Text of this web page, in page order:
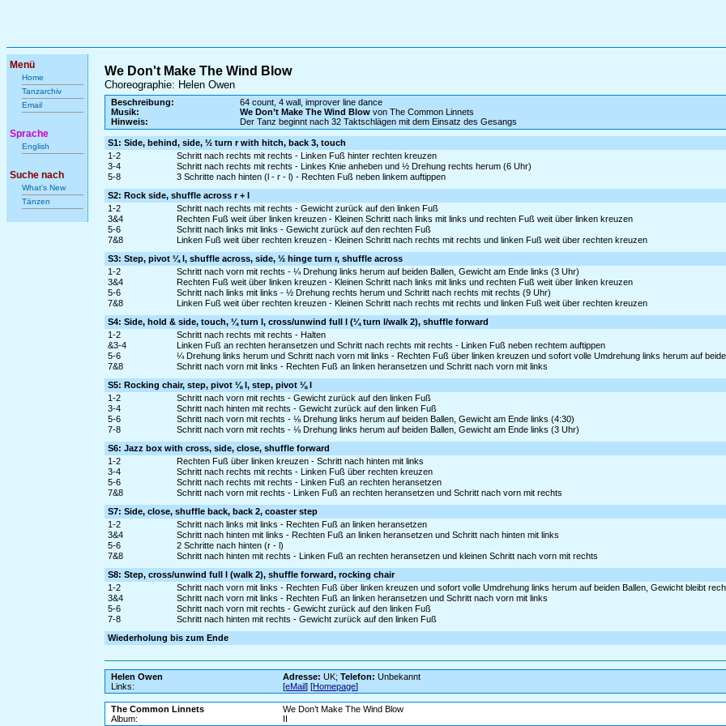
Menü
Home
Tanzarchiv
Email
Sprache
English
Suche nach
What's New
Tänzen
We Don't Make The Wind Blow
Choreographie: Helen Owen
Beschreibung:
64 count, 4 wall, improver line dance
Musik:
We Don’t Make The Wind Blowvon The Common Linnets
Hinweis:
Der Tanz beginnt nach 32 Taktschlägen mit dem Einsatz des Gesangs
S1: Side, behind, side, ½ turn r with hitch, back 3, touch
1-2
Schritt nach rechts mit rechts - Linken Fuß hinter rechten kreuzen
3-4
Schritt nach rechts mit rechts - Linkes Knie anheben und ½ Drehung rechts herum (6 Uhr)
5-8
3 Schritte nach hinten (l - r - l) - Rechten Fuß neben linkem auftippen
S2: Rock side, shuffle across r + l
1-2
Schritt nach rechts mit rechts - Gewicht zurück auf den linken Fuß
3&4
Rechten Fuß weit über linken kreuzen - Kleinen Schritt nach links mit links und rechten Fuß weit über linken kreuzen
5-6
Schritt nach links mit links - Gewicht zurück auf den rechten Fuß
7&8
Linken Fuß weit über rechten kreuzen - Kleinen Schritt nach rechts mit rechts und linken Fuß weit über rechten kreuzen
S3: Step, pivot ¼ l, shuffle across, side, ½ hinge turn r, shuffle across
1-2
Schritt nach vorn mit rechts - ¼ Drehung links herum auf beiden Ballen, Gewicht am Ende links (3 Uhr)
3&4
Rechten Fuß weit über linken kreuzen - Kleinen Schritt nach links mit links und rechten Fuß weit über linken kreuzen
5-6
Schritt nach links mit links - ½ Drehung rechts herum und Schritt nach rechts mit rechts (9 Uhr)
7&8
Linken Fuß weit über rechten kreuzen - Kleinen Schritt nach rechts mit rechts und linken Fuß weit über rechten kreuzen
S4: Side, hold & side, touch, ¼ turn l, cross/unwind full l (¼ turn l/walk 2), shuffle forward
1-2
Schritt nach rechts mit rechts - Halten
&3-4
Linken Fuß an rechten heransetzen und Schritt nach rechts mit rechts - Linken Fuß neben rechtem auftippen
5-6
¼ Drehung links herum und Schritt nach vorn mit links - Rechten Fuß über linken kreuzen und sofort volle Umdrehung links herum auf
7&8
Schritt nach vorn mit links - Rechten Fuß an linken heransetzen und Schritt nach vorn mit links
S5: Rocking chair, step, pivot ⅛ l, step, pivot ⅛ l
1-2
Schritt nach vorn mit rechts - Gewicht zurück auf den linken Fuß
3-4
Schritt nach hinten mit rechts - Gewicht zurück auf den linken Fuß
5-6
Schritt nach vorn mit rechts - ⅛ Drehung links herum auf beiden Ballen, Gewicht am Ende links (4:30)
7-8
Schritt nach vorn mit rechts - ⅛ Drehung links herum auf beiden Ballen, Gewicht am Ende links (3 Uhr)
S6: Jazz box with cross, side, close, shuffle forward
1-2
Rechten Fuß über linken kreuzen - Schritt nach hinten mit links
3-4
Schritt nach rechts mit rechts - Linken Fuß über rechten kreuzen
5-6
Schritt nach rechts mit rechts - Linken Fuß an rechten heransetzen
7&8
Schritt nach vorn mit rechts - Linken Fuß an rechten heransetzen und Schritt nach vorn mit rechts
S7: Side, close, shuffle back, back 2, coaster step
1-2
Schritt nach links mit links - Rechten Fuß an linken heransetzen
3&4
Schritt nach hinten mit links - Rechten Fuß an linken heransetzen und Schritt nach hinten mit links
5-6
2 Schritte nach hinten (r - l)
7&8
Schritt nach hinten mit rechts - Linken Fuß an rechten heransetzen und kleinen Schritt nach vorn mit rechts
S8: Step, cross/unwind full l (walk 2), shuffle forward, rocking chair
1-2
Schritt nach vorn mit links - Rechten Fuß über linken kreuzen und sofort volle Umdrehung links herum auf beiden Ballen, Gewicht bleibt
3&4
Schritt nach vorn mit links - Rechten Fuß an linken heransetzen und Schritt nach vorn mit links
5-6
Schritt nach vorn mit rechts - Gewicht zurück auf den linken Fuß
7-8
Schritt nach hinten mit rechts - Gewicht zurück auf den linken Fuß
Wiederholung bis zum Ende
Helen Owen Adresse: UK;Telefon: Unbekannt
Links:
[eMail] [Homepage]
The Common Linnets
We Don’t Make The Wind Blow
Album:
II